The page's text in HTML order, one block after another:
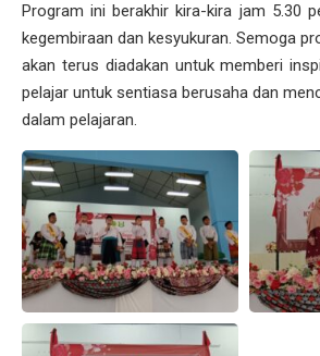
Program ini berakhir kira-kira jam 5.30
kegembiraan dan kesyukuran. Semoga
akan terus diadakan untuk memberi
pelajar untuk sentiasa berusaha dan
dalam pelajaran.